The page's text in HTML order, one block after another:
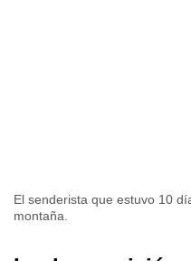
El senderista que estuvo 10
montaña.